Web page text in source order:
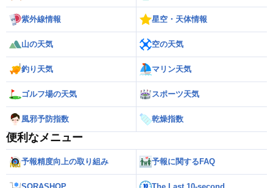
紫外線情報 星空・天体情報
山の天気 空の天気
釣り天気 マリン天気
ゴルフ場の天気 スポーツ天気
風邪予防指数 乾燥指数
便利なメニュー
予報精度向上の取り組み 予報に関するFAQ